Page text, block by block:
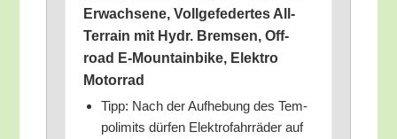
Erwach­se­ne, Voll­ge­fe­der­tes All-
Ter­rain mit Hydr. Brem­sen, Off­
road E‑Mountainbike, Elek­tro
Motorrad
Tipp: Nach der Auf­he­bung des Tem­
po­li­mits dür­fen Elek­tro­fahr­rä­der auf